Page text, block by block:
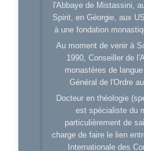
l'Abbaye de Mistassini,
Spirit, en Géorgie, aux
à une fondation
Au moment de venir à
1990, Conseiller de
monastères de
Général de l'Ordre
Docteur en théologie
est spécialiste du
particulièrement de
charge de faire le lien
Internationale des